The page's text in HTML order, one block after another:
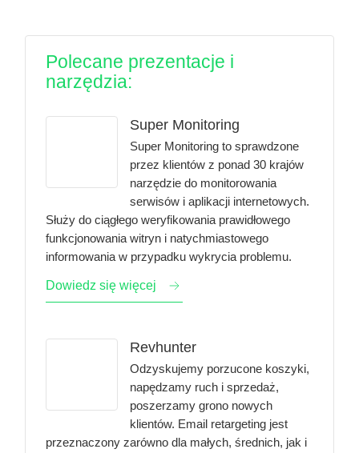
Polecane prezentacje i
narzędzia:
Super Monitoring
Super Monitoring to sprawdzone
przez klientów z ponad 30 krajów
narzędzie do monitorowania
serwisów i aplikacji internetowych.
Służy do ciągłego weryfikowania prawidłowego
funkcjonowania witryn i natychmiastowego
informowania w przypadku wykrycia problemu.
Dowiedz się więcej
Revhunter
Odzyskujemy porzucone koszyki,
napędzamy ruch i sprzedaż,
poszerzamy grono nowych
klientów. Email retargeting jest
przeznaczony zarówno dla małych, średnich, jak i